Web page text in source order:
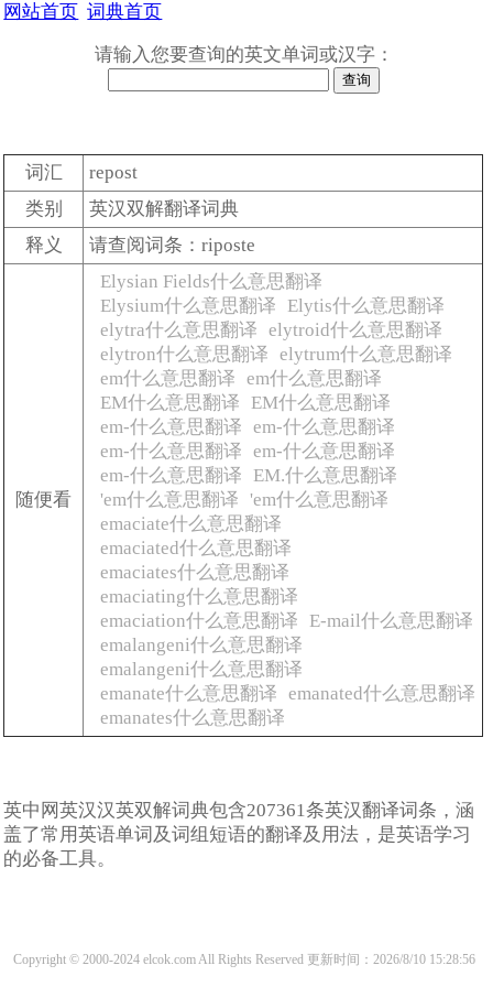
网站首页 词典首页
请输入您要查询的英文单词或汉字：
词汇
repost
类别
英汉双解翻译词典
释义
请查阅词条：riposte
随便看
Elysian Fields什么意思翻译
Elysium什么意思翻译
Elytis什么意思翻译
elytra什么意思翻译 elytroid什么意思翻译
elytron什么意思翻译 elytrum什么意思翻译
em什么意思翻译 em什么意思翻译
EM什么意思翻译
EM什么意思翻译
em-什么意思翻译 em-什么意思翻译
em-什么意思翻译 em-什么意思翻译
em-什么意思翻译
EM.什么意思翻译
'em什么意思翻译
'em什么意思翻译
emaciate什么意思翻译
emaciated什么意思翻译
emaciates什么意思翻译
emaciating什么意思翻译
emaciation什么意思翻译
E-mail什么意思翻译
emalangeni什么意思翻译
emalangeni什么意思翻译
emanate什么意思翻译 emanated什么意思翻译
emanates什么意思翻译
英中网英汉汉英双解词典包含207361条英汉翻译词条，涵
盖了常用英语单词及词组短语的翻译及用法，是英语学习
的必备工具。
Copyright © 2000-2024 elcok.com All Rights Reserved 更新时间：2026/8/10 15:28:56